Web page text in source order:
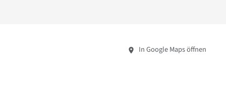
In Google Maps öffnen